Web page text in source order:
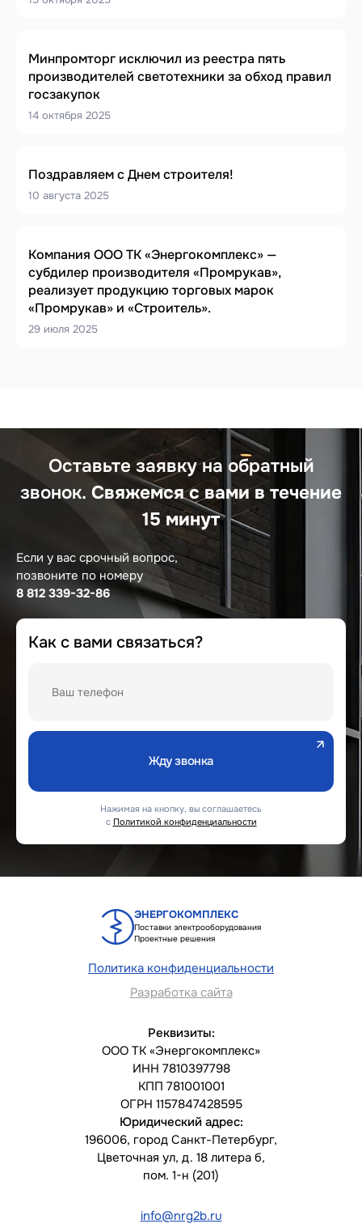
Минпромторг исключил из реестра пять
производителей светотехники за обход правил
госзакупок
14 октября 2025
Поздравляем с Днем строителя!
10 августа 2025
Компания ООО ТК «Энергокомплекс» —
субдилер производителя «Промрукав»,
реализует продукцию торговых марок
«Промрукав» и «Строитель».
29 июля 2025
Оставьте заявкуна обратный
звонок. Свяжемся с вамив течение
15 минут
Если у вас срочный вопрос,
позвоните по номеру
8 812 339-32-86
Как с вами связаться?
Нажимая на кнопку, вы соглашаетесь
с Политикой конфиденциальности
ЭНЕРГОКОМПЛЕКС
Поставки электрооборудования
Проектные решения
Политика конфиденциальности
Разработка сайта
Реквизиты:
ООО ТК «Энергокомплекс»
ИНН 7810397798
КПП 781001001
ОГРН 1157847428595
Юридический адрес:
196006, город Санкт-Петербург,
Цветочная ул, д. 18 литера б,
пом. 1-н (201)
info@nrg2b.ru